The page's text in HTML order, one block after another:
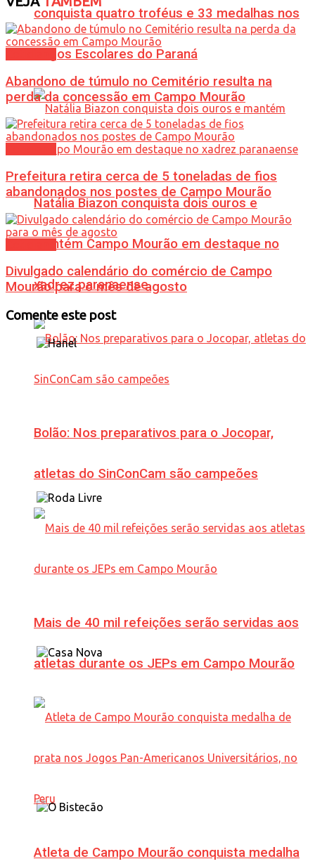
conquista quatro troféus e 33 medalhas nos
Jogos Escolares do Paraná
Natália Biazon conquista dois ouros e
mantém Campo Mourão em destaque no
xadrez paranaense
Bolão: Nos preparativos para o Jocopar,
atletas do SinConCam são campeões
Mais de 40 mil refeições serão servidas aos
atletas durante os JEPs em Campo Mourão
Atleta de Campo Mourão conquista medalha
Abandono de túmulo no Cemitério resulta na
perda da concessão em Campo Mourão
Prefeitura retira cerca de 5 toneladas de fios
abandonados nos postes de Campo Mourão
Divulgado calendário do comércio de Campo
Mourão para o mês de agosto
Comente este post